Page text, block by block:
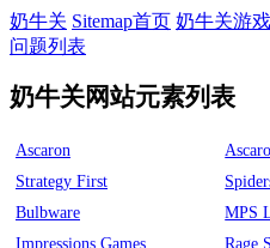
奶牛关 Sitemap首页 奶牛关游
问题列表
奶牛关网站元素列表
Ascaron
Strategy First
Bulbware
MPS
Impressions Games
Rage